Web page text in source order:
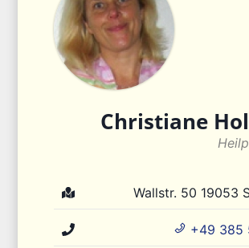
Christiane
Wallstr. 50 19053
+49 385